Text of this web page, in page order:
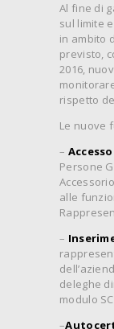
Al fine di
sul limite
in ambito
previsto,
2016,
rispetto
Le nuove
–
Persone
alle
–
deleghe
modulo
–